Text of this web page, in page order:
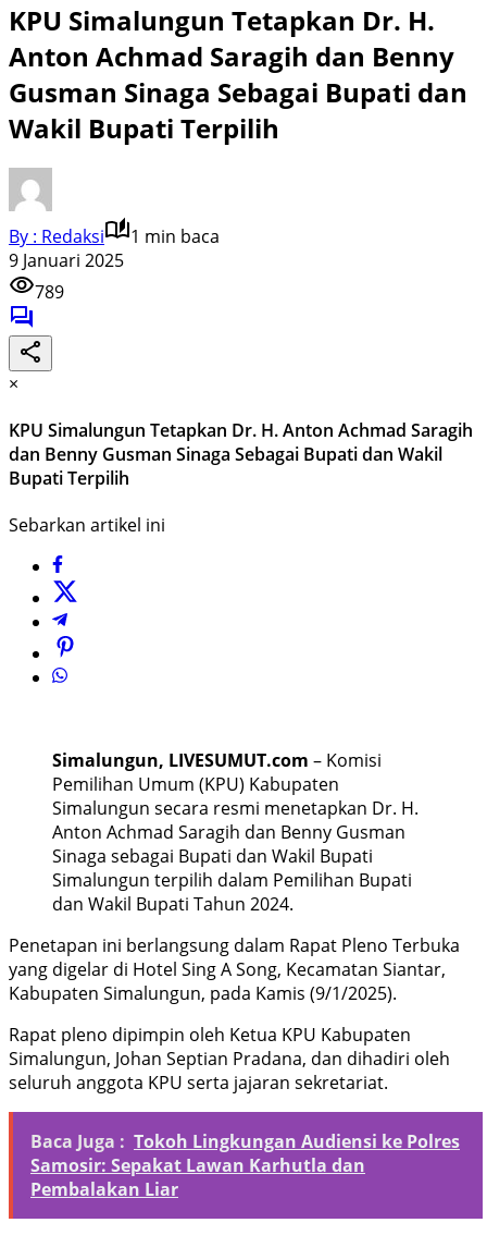
KPU Simalungun Tetapkan Dr. H.
Anton Achmad Saragih dan Benny
Gusman Sinaga Sebagai Bupati dan
Wakil Bupati Terpilih
By : Redaksi
1 min baca
9 Januari 2025
789
×
KPU Simalungun Tetapkan Dr. H. Anton Achmad Saragih
dan Benny Gusman Sinaga Sebagai Bupati dan Wakil
Bupati Terpilih
Sebarkan artikel ini
Simalungun, LIVESUMUT.com – Komisi
Pemilihan Umum (KPU) Kabupaten
Simalungun secara resmi menetapkan Dr. H.
Anton Achmad Saragih dan Benny Gusman
Sinaga sebagai Bupati dan Wakil Bupati
Simalungun terpilih dalam Pemilihan Bupati
dan Wakil Bupati Tahun 2024.
Penetapan ini berlangsung dalam Rapat Pleno Terbuka
yang digelar di Hotel Sing A Song, Kecamatan Siantar,
Kabupaten Simalungun, pada Kamis (9/1/2025).
Rapat pleno dipimpin oleh Ketua KPU Kabupaten
Simalungun, Johan Septian Pradana, dan dihadiri oleh
seluruh anggota KPU serta jajaran sekretariat.
Baca Juga : Tokoh Lingkungan Audiensi ke Polres
Samosir: Sepakat Lawan Karhutla dan
Pembalakan Liar